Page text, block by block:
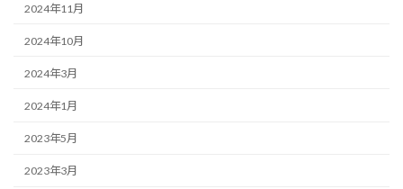
2024年11月
2024年10月
2024年3月
2024年1月
2023年5月
2023年3月